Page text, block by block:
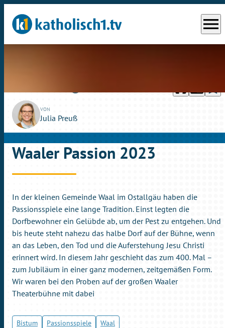
menu
VON
Julia Preuß
Waaler Passion 2023
In der kleinen Gemeinde Waal im Ostallgäu haben die
Passionsspiele eine lange Tradition. Einst legten die
Dorfbewohner ein Gelübde ab, um der Pest zu entgehen. Und
bis heute steht nahezu das halbe Dorf auf der Bühne, wenn
an das Leben, den Tod und die Auferstehung Jesu Christi
erinnert wird. In diesem Jahr geschieht das zum 400. Mal –
zum Jubiläum in einer ganz modernen, zeitgemäßen Form.
Wir waren bei den Proben auf der großen Waaler
Theaterbühne mit dabei
Bistum Passionsspiele Waal